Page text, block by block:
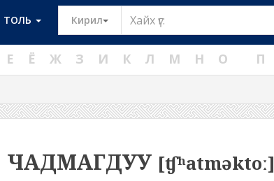
ТОЛЬ Кирил Toggle Dropdown
Е Ё Ж З И К Л М Н О П
ЧАДМАГДУУ [ʧʰatməktoː]